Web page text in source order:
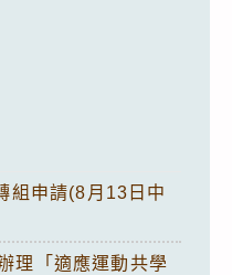
組申請(8月13日中
理「適應運動共學